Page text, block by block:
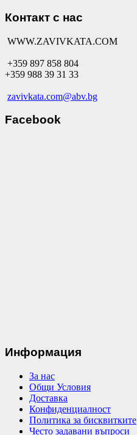
Контакт с нас
WWW.ZAVIVKATA.COM
+359 897 858 804
+359 988 39 31 33
zavivkata.com@abv.bg
Facebook
Информация
За нас
Общи Условия
Доставка
Конфиденциалност
Политика за бисквитките
Често задавани въпроси